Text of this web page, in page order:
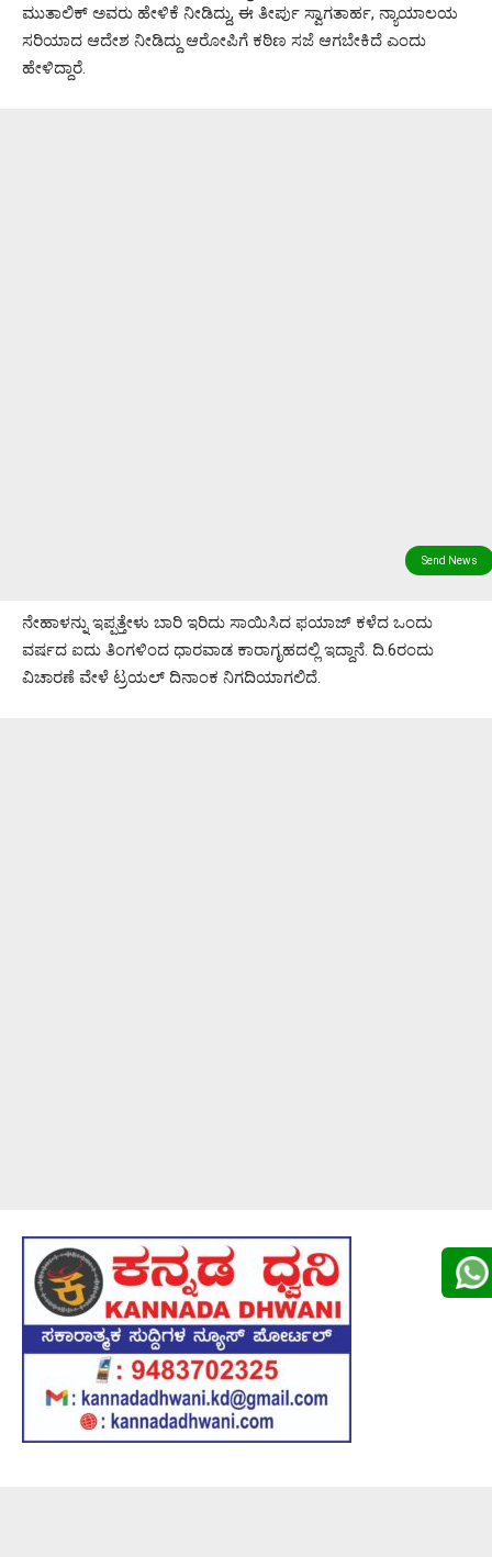
ಮುತಾಲಿಕ್ ಅವರು ಹೇಳಿಕೆ ನೀಡಿದ್ದು, ಈ ತೀರ್ಪು ಸ್ವಾಗತಾರ್ಹ, ನ್ಯಾಯಾಲಯ
ಸರಿಯಾದ ಆದೇಶ ನೀಡಿದ್ದು ಆರೋಪಿಗೆ ಕಠಿಣ ಸಜೆ ಆಗಬೇಕಿದೆ ಎಂದು
ಹೇಳಿದ್ದಾರೆ.
ನೇಹಾಳನ್ನು ಇಪ್ಪತ್ತೇಳು ಬಾರಿ ಇರಿದು ಸಾಯಿಸಿದ ಫಯಾಜ್ ಕಳೆದ ಒಂದು
ವರ್ಷದ ಐದು ತಿಂಗಳಿಂದ ಧಾರವಾಡ ಕಾರಾಗೃಹದಲ್ಲಿ ಇದ್ದಾನೆ. ದಿ.6ರಂದು
ವಿಚಾರಣೆ ವೇಳೆ ಟ್ರಯಲ್ ದಿನಾಂಕ ನಿಗದಿಯಾಗಲಿದೆ.